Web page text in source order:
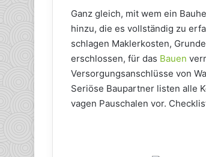
Ganz gleich, mit wem ein
hinzu, die es vollständig zu
schlagen Maklerkosten,
erschlossen, für das Bauen
Versorgungsanschlüsse von
Seriöse Baupartner listen alle
vagen Pauschalen vor.